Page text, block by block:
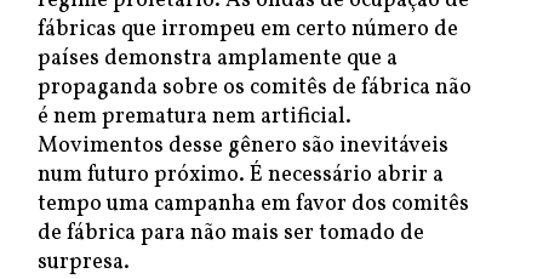
fábricas que irrompeu em certo número de
países demonstra amplamente que a
propaganda sobre os comitês de fábrica não
é nem prematura nem artificial.
Movimentos desse gênero são inevitáveis
num futuro próximo. É necessário abrir a
tempo uma campanha em favor dos comitês
de fábrica para não mais ser tomado de
surpresa.